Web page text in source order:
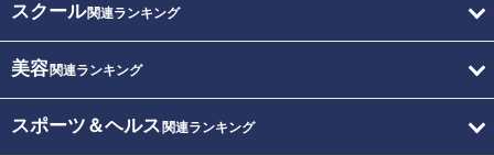
スクール関連ランキング
美容関連ランキング
スポーツ＆ヘルス 関連ランキング